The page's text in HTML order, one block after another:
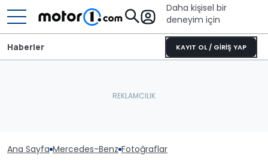
Daha kişisel bir
deneyim için
KAYIT OL / GİRİŞ YAP
Haberler
Ana Sayfa Mercedes-Benz Fotoğraflar